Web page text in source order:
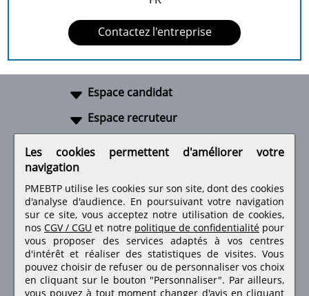
Contactez l'entreprise
Espace candidat
Espace recruteur
Retrouvez-nous sur les réseaux sociaux
Les cookies permettent d'améliorer votre
navigation
PMEBTP utilise les cookies sur son site, dont des cookies
d'analyse d'audience. En poursuivant votre navigation
sur ce site, vous acceptez notre utilisation de cookies,
nos CGV / CGU et notre politique de confidentialité pour
vous proposer des services adaptés à vos centres
d'intérêt et réaliser des statistiques de visites.Vous
pouvez choisir de refuser ou de personnaliser vos choix
en cliquant sur le bouton "Personnaliser". Par ailleurs,
vous pouvez à tout moment changer d'avis en cliquant